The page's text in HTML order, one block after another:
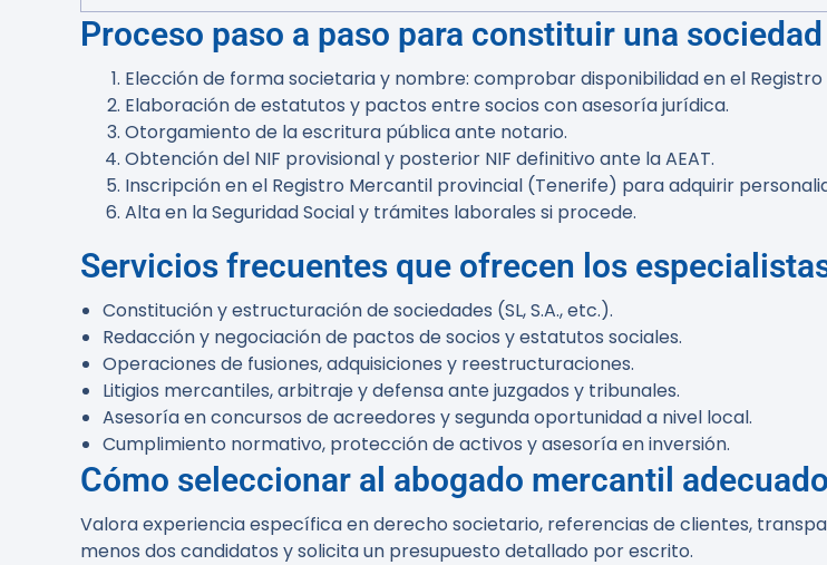
Proceso paso a paso para constituir una
Elección de forma societaria y nombre: comprobar disponibilidad en el
Elaboración de estatutos y pactos entre socios con asesoría jurídica.
Otorgamiento de la escritura pública ante notario.
Obtención del NIF provisional y posterior NIF definitivo ante la AEAT.
Inscripción en el Registro Mercantil provincial (Tenerife) para adquirir
Alta en la Seguridad Social y trámites laborales si procede.
Servicios frecuentes que ofrecen los
Constitución y estructuración de sociedades (SL, S.A., etc.).
Redacción y negociación de pactos de socios y estatutos sociales.
Operaciones de fusiones, adquisiciones y reestructuraciones.
Litigios mercantiles, arbitraje y defensa ante juzgados y tribunales.
Asesoría en concursos de acreedores y segunda oportunidad a nivel local.
Cumplimiento normativo, protección de activos y asesoría en inversión.
Cómo seleccionar al abogado mercantil adecuado
Valora experiencia específica en derecho societario, referencias de clientes,
menos dos candidatos y solicita un presupuesto detallado por escrito.